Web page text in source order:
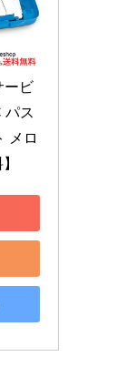
ービ
パス
メロ